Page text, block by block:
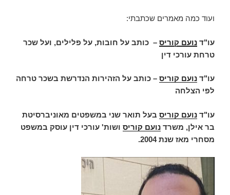
ועוד כמה מאמרים שכתבתי:
עו"ד נועם קוריס – כותב על חובות, על פלילים, ועל שכר
טרחת עורכי דין
עו"ד נועם קוריס – כותב על הזהירות הנדרשת בשכר טרחה
לפי הצלחה
עו"ד נועם קוריס בעל תואר שני במשפטים מאוניברסיטת
בר אילן, משרד נועם קוריס ושות' עורכי דין עוסק במשפט
מסחרי מאז שנת 2004.